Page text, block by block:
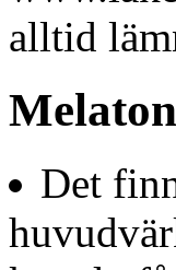
alltid
Det